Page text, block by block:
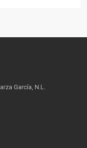
García, N.L.